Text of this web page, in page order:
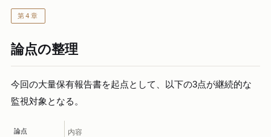
第4章
論点の整理
今回の大量保有報告書を起点として、以下の3点が継続的な
監視対象となる。
論点 内容